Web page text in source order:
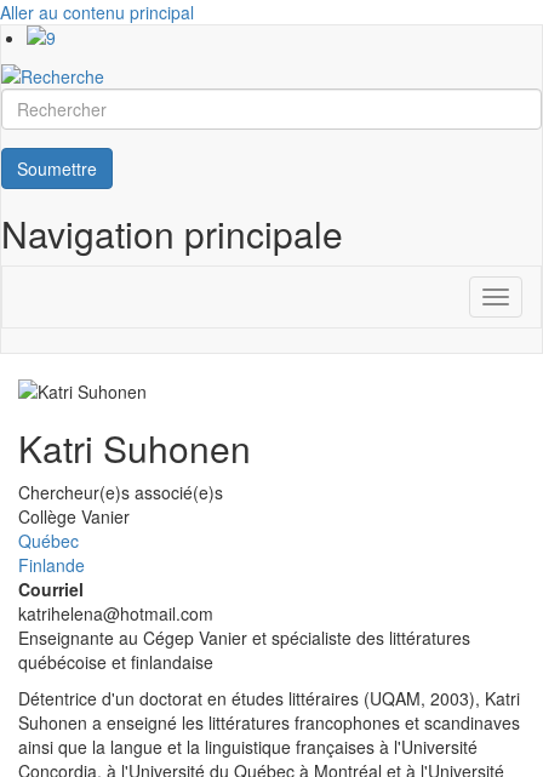
Aller au contenu principal
Rechercher
Soumettre
Navigation principale
Katri Suhonen
Chercheur(e)s associé(e)s
Université
Collège Vanier
Québec
Finlande
Courriel
katrihelena@hotmail.com
Enseignante au Cégep Vanier et spécialiste des littératures
québécoise et finlandaise
Détentrice d'un doctorat en études littéraires (UQAM, 2003), Katri
Suhonen a enseigné les littératures francophones et scandinaves
ainsi que la langue et la linguistique françaises à l'Université
Concordia, à l'Université du Québec à Montréal et à l'Université